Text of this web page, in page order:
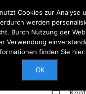
- Do: 0900 - 1700, Fr:
Cookies zur Analyse
werden
Burch Nutzung der
Verwendung
finden Sie hier:
OK